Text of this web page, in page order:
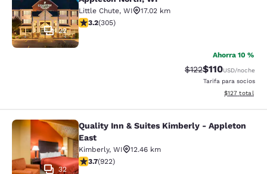
22
Little Chute, WI
17.02 km
calificación de 3.24 estrellas. Bueno. 305 reseñas
3.2(305)
Ahorra 10 %
Precio tachado:
$122Precio con
$110USD/noche
Tarifa para socios
Ver detalles
$127 total
Quality Inn & Suites Kimberly -
32
Quality Inn & Suites Kimberly - Appleton
East
Kimberly, WI
12.46 km
calificación de 3.74 estrellas. Bueno. 922 reseñas
3.7(922)